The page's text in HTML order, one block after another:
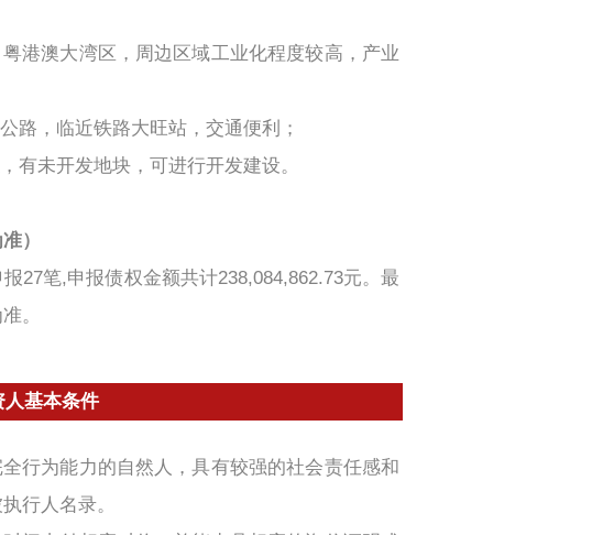
港澳大湾区，周边区域工业化程度较高，产业
路，临近铁路大旺站，交通便利；
有未开发地块，可进行开发建设。
）
27笔,申报债权金额共计238,084,862.73元。最
。
基本条件
行为能力的自然人，具有较强的社会责任感和
行人名录。